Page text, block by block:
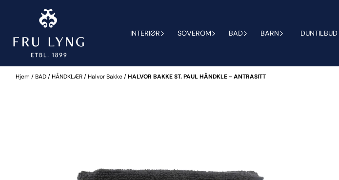
Hopp til innhold
INTERIØR SOVEROM BAD BARN DUNTILBUD
Hjem /BAD/HÅNDKLÆR/Halvor Bakke/HALVOR BAKKE ST. PAUL HÅNDKLE - ANTRASITT